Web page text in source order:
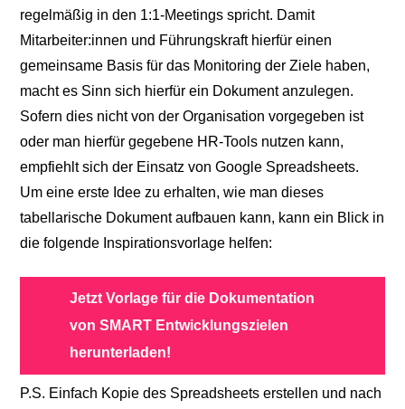
regelmäßig in den 1:1-Meetings spricht. Damit
Mitarbeiter:innen und Führungskraft hierfür einen
gemeinsame Basis für das Monitoring der Ziele haben,
macht es Sinn sich hierfür ein Dokument anzulegen.
Sofern dies nicht von der Organisation vorgegeben ist
oder man hierfür gegebene HR-Tools nutzen kann,
empfiehlt sich der Einsatz von Google Spreadsheets.
Um eine erste Idee zu erhalten, wie man dieses
tabellarische Dokument aufbauen kann, kann ein Blick in
die folgende Inspirationsvorlage helfen:
Jetzt Vorlage für die Dokumentation
von SMART Entwicklungszielen
herunterladen!
P.S. Einfach Kopie des Spreadsheets erstellen und nach